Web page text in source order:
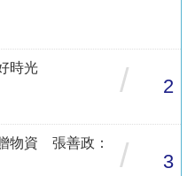
時光
/ 2
物資 張善政：
/ 3